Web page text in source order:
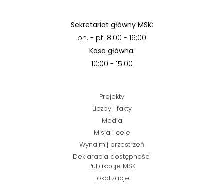
Sekretariat główny MSK:
pn. - pt. 8:00 - 16:00
Kasa główna:
10:00 - 15:00
Projekty
Liczby i fakty
Media
Misja i cele
Wynajmij przestrzeń
Deklaracja dostępności
Publikacje MSK
Lokalizacje